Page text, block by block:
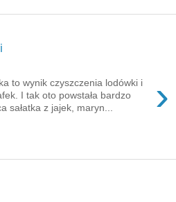
›
to wynik czyszczenia lodówki i
I tak oto powstała bardzo
sałatka z jajek, maryn...